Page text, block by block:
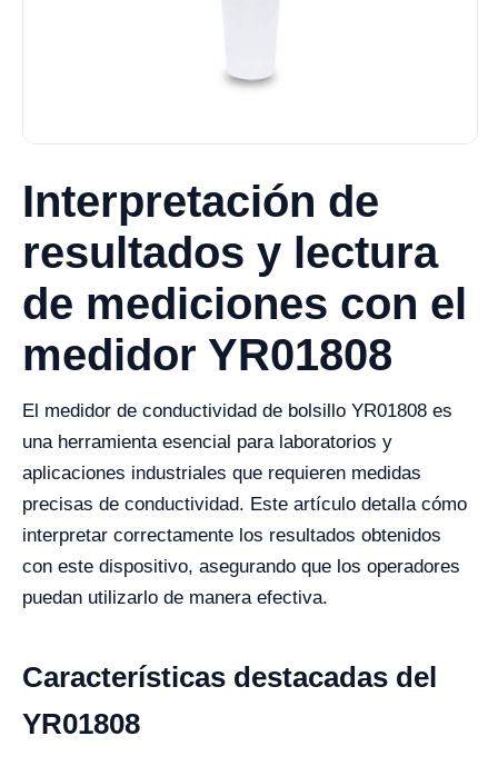
Interpretación de
resultados y lectura
de mediciones con el
medidor YR01808
El medidor de conductividad de bolsillo YR01808 es
una herramienta esencial para laboratorios y
aplicaciones industriales que requieren medidas
precisas de conductividad. Este artículo detalla cómo
interpretar correctamente los resultados obtenidos
con este dispositivo, asegurando que los operadores
puedan utilizarlo de manera efectiva.
Características destacadas del
YR01808